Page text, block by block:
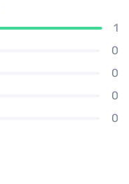
1
0
0
0
0